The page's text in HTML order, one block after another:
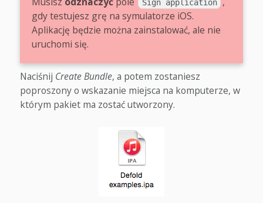
Sign application
gdy testujesz grę na symulatorze iOS.
Aplikację będzie można zainstalować, ale nie
uruchomi się.
Naciśnij Create Bundle, a potem zostaniesz
poproszony o wskazanie miejsca na komputerze, w
którym pakiet ma zostać utworzony.